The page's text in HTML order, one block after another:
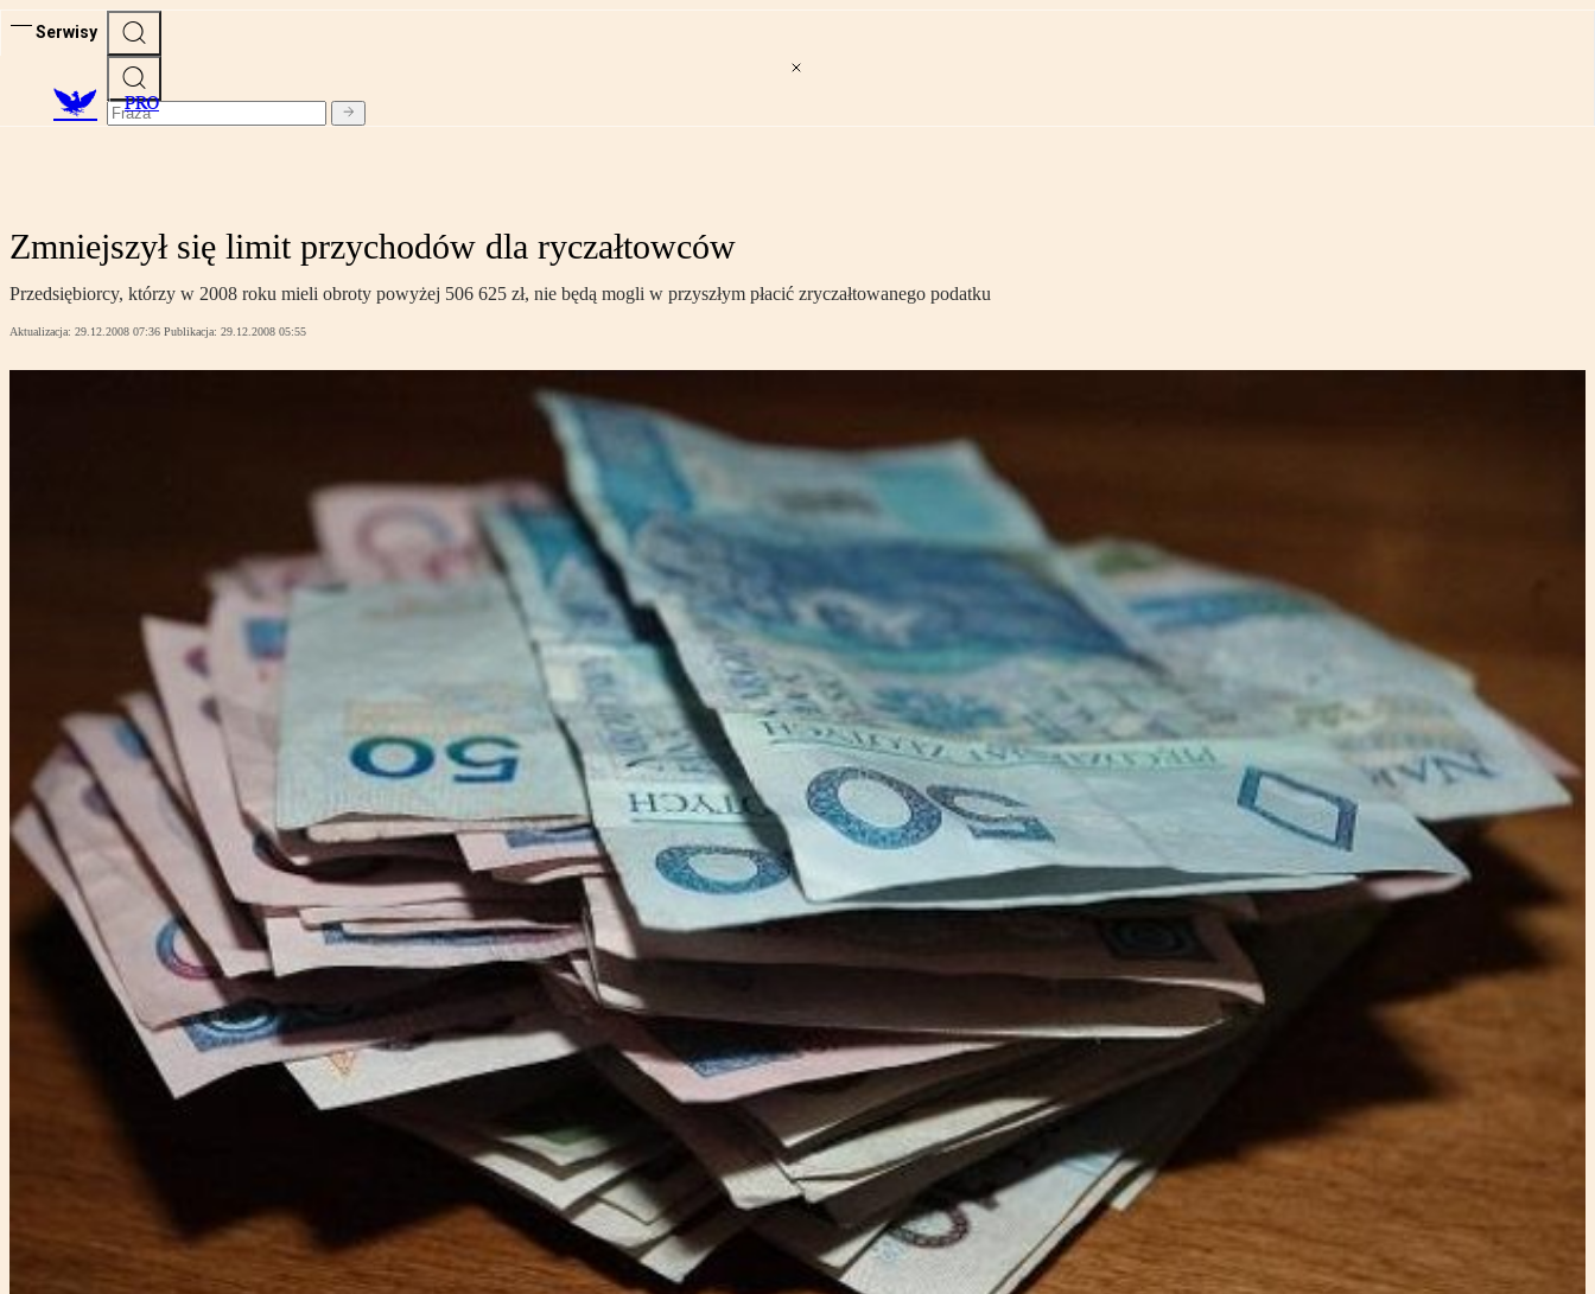
Serwisy
PRO
Zmniejszył się limit przychodów dla ryczałtowców
Przedsiębiorcy, którzy w 2008 roku mieli obroty powyżej 506 625 zł, nie będą mogli w przyszłym płacić zryczałtowanego podatku
Aktualizacja: 29.12.2008 07:36 Publikacja: 29.12.2008 05:55